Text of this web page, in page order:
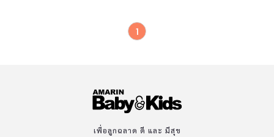
1
เพื่อลูกฉลาด ดี และ มีสุข